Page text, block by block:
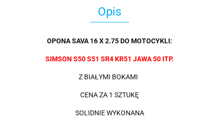
Opis
OPONA SAVA 16 X 2.75 DO MOTOCYKLI:
SIMSON S50 S51 SR4 KR51 JAWA 50 ITP.
Z BIAŁYMI BOKAMI
CENA ZA 1 SZTUKĘ
SOLIDNIE WYKONANA